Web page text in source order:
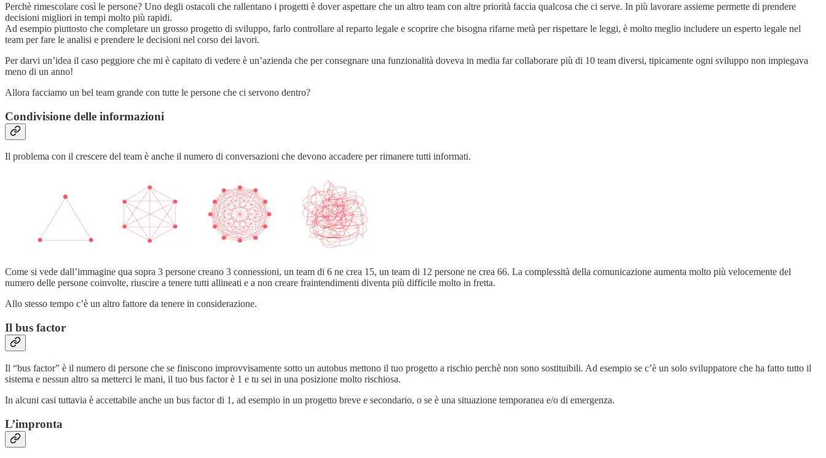
Perchè rimescolare così le persone? Uno degli ostacoli che rallentano i progetti è dover aspettare che un altro team con altre priorità faccia qualcosa che ci serve. In più lavorare assieme permette di prendere
decisioni migliori in tempi molto più rapidi.
Ad esempio piuttosto che completare un grosso progetto di sviluppo, farlo controllare al reparto legale e scoprire che bisogna rifarne metà per rispettare le leggi, è molto meglio includere un esperto legale nel
team per fare le analisi e prendere le decisioni nel corso dei lavori.
Per darvi un’idea il caso peggiore che mi è capitato di vedere è un’azienda che per consegnare una funzionalità doveva in media far collaborare più di 10 team diversi, tipicamente ogni sviluppo non impiegava
meno di un anno!
Allora facciamo un bel team grande con tutte le persone che ci servono dentro?
Condivisione delle informazioni
Il problema con il crescere del team è anche il numero di conversazioni che devono accadere per rimanere tutti informati.
Come si vede dall’immagine qua sopra 3 persone creano 3 connessioni, un team di 6 ne crea 15, un team di 12 persone ne crea 66. La complessità della comunicazione aumenta molto più velocemente del
numero delle persone coinvolte, riuscire a tenere tutti allineati e a non creare fraintendimenti diventa più difficile molto in fretta.
Allo stesso tempo c’è un altro fattore da tenere in considerazione.
Il bus factor
Il “bus factor” è il numero di persone che se finiscono improvvisamente sotto un autobus mettono il tuo progetto a rischio perchè non sono sostituibili. Ad esempio se c’è un solo sviluppatore che ha fatto tutto il
sistema e nessun altro sa metterci le mani, il tuo bus factor è 1 e tu sei in una posizione molto rischiosa.
In alcuni casi tuttavia è accettabile anche un bus factor di 1, ad esempio in un progetto breve e secondario, o se è una situazione temporanea e/o di emergenza.
L’impronta